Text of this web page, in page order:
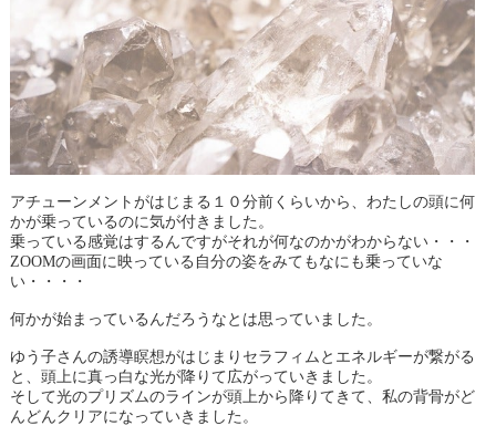
アチューンメントがはじまる１０分前くらいから、わたしの頭に何
かが乗っているのに気が付きました。
乗っている感覚はするんですがそれが何なのかがわからない・・・
ZOOMの画面に映っている自分の姿をみてもなにも乗っていな
い・・・・
何かが始まっているんだろうなとは思っていました。
ゆう子さんの誘導瞑想がはじまりセラフィムとエネルギーが繋がる
と、頭上に真っ白な光が降りて広がっていきました。
そして光のプリズムのラインが頭上から降りてきて、私の背骨がど
んどんクリアになっていきました。